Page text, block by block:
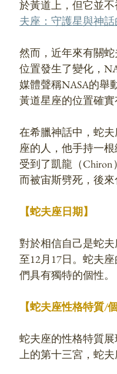
於黃道上，但它並
夫座：守護星與神
然而，近年來有關
位置發生了變化，
媒體聲稱NASA的舉
黃道星座的位置確
在希臘神話中，蛇
座的人，他手持一
受到了凱龍（
而被宙斯劈死，後
【蛇夫座日期】
對於相信自己是蛇
至12月17日。蛇夫
們具有獨特的個性。
【蛇夫座性格特質/
蛇夫座的性格特質
上的第十三宮，蛇